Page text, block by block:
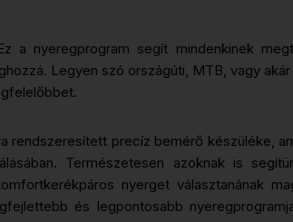
nyeregprogram segít mindenkinek
Legyen szó országúti, MTB, vagy
rendszeresített precíz bemérő készüléke,
Természetesen azoknak is
nyerget választanának
és legpontosabb